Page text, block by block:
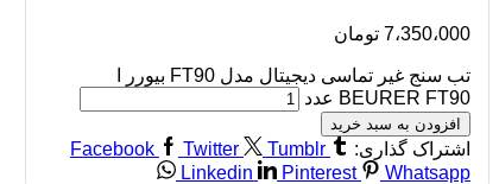
7،350،000 تومان
تب سنج غیر تماسی دیجیتال مدل FT90 بیورر ا
BEURER FT90 عدد
افزودن به سبد خرید
اشتراک گذاری: Facebook Twitter
Tumblr
Linkedin
Pinterest Whatsapp